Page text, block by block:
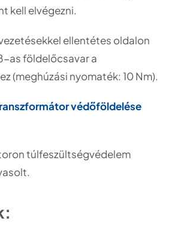
kell elvégezni.
ellentétes oldalon
as földelőcsavar a
(meghúzási nyomaték: 10 Nm).
védőföldelése
túlfeszültségvédelem